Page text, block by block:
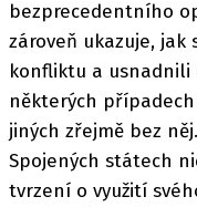
bezprecedentního
zároveň ukazuje, jak
konfliktu a usnadnili
některých
jiných zřejmě bez
Spojených státech
tvrzení o využití